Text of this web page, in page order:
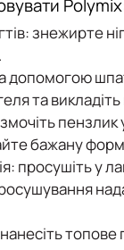
: знежирте
допомогою
та
бажану
: просушіть у
топове